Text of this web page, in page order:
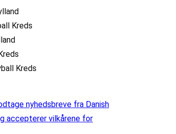
Kreds
Kreds
nyhedsbreve fra Danish
accepterer vilkårene for